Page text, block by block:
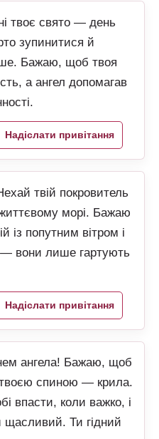
твоє свято — день
зупинитися й
Бажаю, щоб твоя
а ангел допомагав
Надіслати привітання
твій покровитель
морі. Бажаю
із попутним вітром і
— вони лише гартують
Надіслати привітання
ангела! Бажаю, щоб
спиною — крила.
впасти, коли важко, і
щасливий. Ти гідний